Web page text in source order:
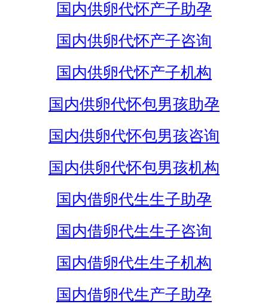
国内供卵代怀产子助孕
国内供卵代怀产子咨询
国内供卵代怀产子机构
国内供卵代怀包男孩助孕
国内供卵代怀包男孩咨询
国内供卵代怀包男孩机构
国内借卵代生生子助孕
国内借卵代生生子咨询
国内借卵代生生子机构
国内借卵代生产子助孕